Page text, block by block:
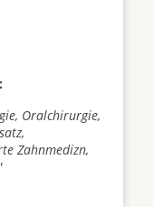
Oralchirurgie,
Zahnmedizn,